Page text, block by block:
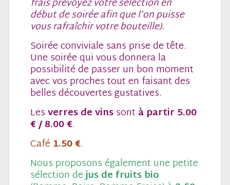
début de soirée afin que l’on puisse
vous rafraîchir votre bouteille).
Soirée conviviale sans prise de tête.
Une soirée qui vous donnera la
possibilité de passer un bon moment
avec vos proches tout en faisant des
belles découvertes gustatives.
Lesverres de vinssontà partir 5.00
€ / 8.00 €.
Café 1.50 €.
Nous proposons également une petite
sélection dejus de fruits bio